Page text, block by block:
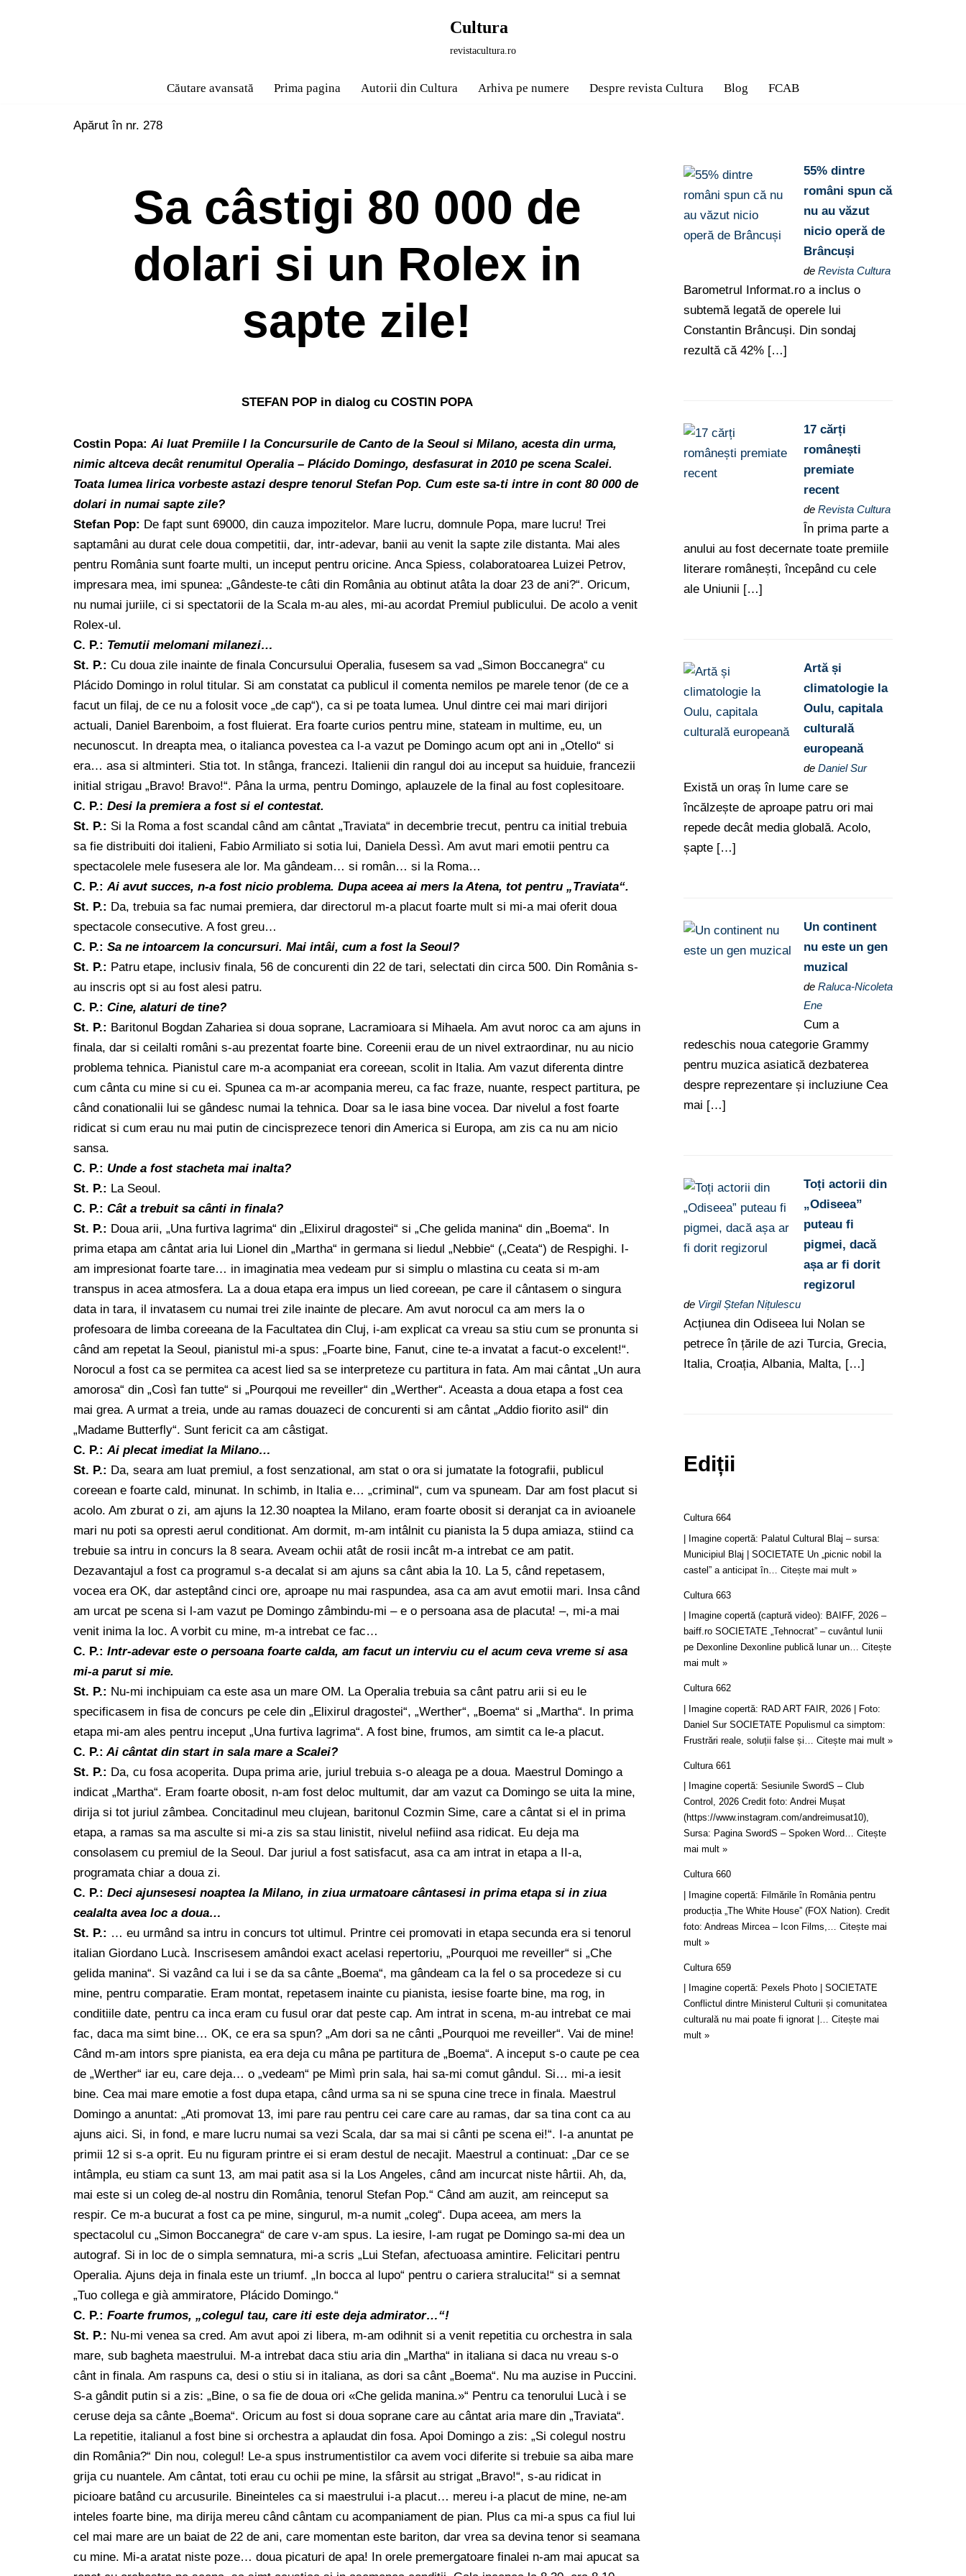
Cultura
revistacultura.ro
Căutare avansată Prima pagina Autorii din Cultura Arhiva pe numere Despre revista Cultura Blog FCAB
Apărut în nr. 278
Sa câstigi 80 000 de
dolari si un Rolex in
sapte zile!
STEFAN POP in dialog cu COSTIN POPA
Costin Popa:Ai luat Premiile I la Concursurile de Canto de la Seoul si Milano, acesta din urma,
nimic altceva decât renumitul Operalia – Plácido Domingo, desfasurat in 2010 pe scena Scalei.
Toata lumea lirica vorbeste astazi despre tenorul Stefan Pop. Cum este sa-ti intre in cont 80 000 de
dolari in numai sapte zile?
Stefan Pop: De fapt sunt 69000, din cauza impozitelor. Mare lucru, domnule Popa, mare lucru! Trei
saptamâni au durat cele doua competitii, dar, intr-adevar, banii au venit la sapte zile distanta. Mai ales
pentru România sunt foarte multi, un inceput pentru oricine. Anca Spiess, colaboratoarea Luizei Petrov,
impresara mea, imi spunea: „Gândeste-te câti din România au obtinut atâta la doar 23 de ani?“. Oricum,
nu numai juriile, ci si spectatorii de la Scala m-au ales, mi-au acordat Premiul publicului. De acolo a venit
Rolex-ul.
C. P.: Temutii melomani milanezi…
St. P.: Cu doua zile inainte de finala Concursului Operalia, fusesem sa vad „Simon Boccanegra“ cu
Plácido Domingo in rolul titular. Si am constatat ca publicul il comenta nemilos pe marele tenor (de ce a
facut un filaj, de ce nu a folosit voce „de cap“), ca si pe toata lumea. Unul dintre cei mai mari dirijori
actuali, Daniel Barenboim, a fost fluierat. Era foarte curios pentru mine, stateam in multime, eu, un
necunoscut. In dreapta mea, o italianca povestea ca l-a vazut pe Domingo acum opt ani in „Otello“ si
era… asa si altminteri. Stia tot. In stânga, francezi. Italienii din rangul doi au inceput sa huiduie, francezii
initial strigau „Bravo! Bravo!“. Pâna la urma, pentru Domingo, aplauzele de la final au fost coplesitoare.
C. P.: Desi la premiera a fost si el contestat.
St. P.: Si la Roma a fost scandal când am cântat „Traviata“ in decembrie trecut, pentru ca initial trebuia
sa fie distribuiti doi italieni, Fabio Armiliato si sotia lui, Daniela Dessì. Am avut mari emotii pentru ca
spectacolele mele fusesera ale lor. Ma gândeam… si român… si la Roma…
C. P.:Ai avut succes, n-a fost nicio problema. Dupa aceea ai mers la Atena, tot pentru „Traviata“.
St. P.: Da, trebuia sa fac numai premiera, dar directorul m-a placut foarte mult si mi-a mai oferit doua
spectacole consecutive. A fost greu…
C. P.: Sa ne intoarcem la concursuri. Mai intâi, cum a fost la Seoul?
St. P.: Patru etape, inclusiv finala, 56 de concurenti din 22 de tari, selectati din circa 500. Din România s-
au inscris opt si au fost alesi patru.
C. P.: Cine, alaturi de tine?
St. P.: Baritonul Bogdan Zahariea si doua soprane, Lacramioara si Mihaela. Am avut noroc ca am ajuns in
finala, dar si ceilalti români s-au prezentat foarte bine. Coreenii erau de un nivel extraordinar, nu au nicio
problema tehnica. Pianistul care m-a acompaniat era coreean, scolit in Italia. Am vazut diferenta dintre
cum cânta cu mine si cu ei. Spunea ca m-ar acompania mereu, ca fac fraze, nuante, respect partitura, pe
când conationalii lui se gândesc numai la tehnica. Doar sa le iasa bine vocea. Dar nivelul a fost foarte
ridicat si cum erau nu mai putin de cincisprezece tenori din America si Europa, am zis ca nu am nicio
sansa.
C. P.: Unde a fost stacheta mai inalta?
St. P.: La Seoul.
C. P.: Cât a trebuit sa cânti in finala?
St. P.: Doua arii, „Una furtiva lagrima“ din „Elixirul dragostei“ si „Che gelida manina“ din „Boema“. In
prima etapa am cântat aria lui Lionel din „Martha“ in germana si liedul „Nebbie“ („Ceata“) de Respighi. I-
am impresionat foarte tare… in imaginatia mea vedeam pur si simplu o mlastina cu ceata si m-am
transpus in acea atmosfera. La a doua etapa era impus un lied coreean, pe care il cântasem o singura
data in tara, il invatasem cu numai trei zile inainte de plecare. Am avut norocul ca am mers la o
profesoara de limba coreeana de la Facultatea din Cluj, i-am explicat ca vreau sa stiu cum se pronunta si
când am repetat la Seoul, pianistul mi-a spus: „Foarte bine, Fanut, cine te-a invatat a facut-o excelent!“.
Norocul a fost ca se permitea ca acest lied sa se interpreteze cu partitura in fata. Am mai cântat „Un aura
amorosa“ din „Così fan tutte“ si „Pourqoui me reveiller“ din „Werther“. Aceasta a doua etapa a fost cea
mai grea. A urmat a treia, unde au ramas douazeci de concurenti si am cântat „Addio fiorito asil“ din
„Madame Butterfly“. Sunt fericit ca am câstigat.
C. P.:Ai plecat imediat la Milano…
St. P.: Da, seara am luat premiul, a fost senzational, am stat o ora si jumatate la fotografii, publicul
coreean e foarte cald, minunat. In schimb, in Italia e… „criminal“, cum va spuneam. Dar am fost placut si
acolo. Am zburat o zi, am ajuns la 12.30 noaptea la Milano, eram foarte obosit si deranjat ca in avioanele
mari nu poti sa opresti aerul conditionat. Am dormit, m-am intâlnit cu pianista la 5 dupa amiaza, stiind ca
trebuie sa intru in concurs la 8 seara. Aveam ochii atât de rosii incât m-a intrebat ce am patit.
Dezavantajul a fost ca programul s-a decalat si am ajuns sa cânt abia la 10. La 5, când repetasem,
vocea era OK, dar asteptând cinci ore, aproape nu mai raspundea, asa ca am avut emotii mari. Insa când
am urcat pe scena si l-am vazut pe Domingo zâmbindu-mi – e o persoana asa de placuta! –, mi-a mai
venit inima la loc. A vorbit cu mine, m-a intrebat ce fac…
C. P.: Intr-adevar este o persoana foarte calda, am facut un interviu cu el acum ceva vreme si asa
mi-a parut si mie.
St. P.: Nu-mi inchipuiam ca este asa un mare OM. La Operalia trebuia sa cânt patru arii si eu le
specificasem in fisa de concurs pe cele din „Elixirul dragostei“, „Werther“, „Boema“ si „Martha“. In prima
etapa mi-am ales pentru inceput „Una furtiva lagrima“. A fost bine, frumos, am simtit ca le-a placut.
C. P.: Ai cântat din start in sala mare a Scalei?
St. P.: Da, cu fosa acoperita. Dupa prima arie, juriul trebuia s-o aleaga pe a doua. Maestrul Domingo a
indicat „Martha“. Eram foarte obosit, n-am fost deloc multumit, dar am vazut ca Domingo se uita la mine,
dirija si tot juriul zâmbea. Concitadinul meu clujean, baritonul Cozmin Sime, care a cântat si el in prima
etapa, a ramas sa ma asculte si mi-a zis sa stau linistit, nivelul nefiind asa ridicat. Eu deja ma
consolasem cu premiul de la Seoul. Dar juriul a fost satisfacut, asa ca am intrat in etapa a II-a,
programata chiar a doua zi.
C. P.: Deci ajunsesesi noaptea la Milano, in ziua urmatoare cântasesi in prima etapa si in ziua
cealalta avea loc a doua…
St. P.: … eu urmând sa intru in concurs tot ultimul. Printre cei promovati in etapa secunda era si tenorul
italian Giordano Lucà. Inscrisesem amândoi exact acelasi repertoriu, „Pourquoi me reveiller“ si „Che
gelida manina“. Si vazând ca lui i se da sa cânte „Boema“, ma gândeam ca la fel o sa procedeze si cu
mine, pentru comparatie. Eram montat, repetasem inainte cu pianista, iesise foarte bine, ma rog, in
conditiile date, pentru ca inca eram cu fusul orar dat peste cap. Am intrat in scena, m-au intrebat ce mai
fac, daca ma simt bine… OK, ce era sa spun? „Am dori sa ne cânti „Pourquoi me reveiller“. Vai de mine!
Când m-am intors spre pianista, ea era deja cu mâna pe partitura de „Boema“. A inceput s-o caute pe cea
de „Werther“ iar eu, care deja… o „vedeam“ pe Mimì prin sala, hai sa-mi comut gândul. Si… mi-a iesit
bine. Cea mai mare emotie a fost dupa etapa, când urma sa ni se spuna cine trece in finala. Maestrul
Domingo a anuntat: „Ati promovat 13, imi pare rau pentru cei care care au ramas, dar sa tina cont ca au
ajuns aici. Si, in fond, e mare lucru numai sa vezi Scala, dar sa mai si cânti pe scena ei!“. I-a anuntat pe
primii 12 si s-a oprit. Eu nu figuram printre ei si eram destul de necajit. Maestrul a continuat: „Dar ce se
intâmpla, eu stiam ca sunt 13, am mai patit asa si la Los Angeles, când am incurcat niste hârtii. Ah, da,
mai este si un coleg de-al nostru din România, tenorul Stefan Pop.“ Când am auzit, am reinceput sa
respir. Ce m-a bucurat a fost ca pe mine, singurul, m-a numit „coleg“. Dupa aceea, am mers la
spectacolul cu „Simon Boccanegra“ de care v-am spus. La iesire, l-am rugat pe Domingo sa-mi dea un
autograf. Si in loc de o simpla semnatura, mi-a scris „Lui Stefan, afectuoasa amintire. Felicitari pentru
Operalia. Ajuns deja in finala este un triumf. „In bocca al lupo“ pentru o cariera stralucita!“ si a semnat
„Tuo collega e già ammiratore, Plácido Domingo.“
C. P.: Foarte frumos, „colegul tau, care iti este deja admirator…“!
St. P.: Nu-mi venea sa cred. Am avut apoi zi libera, m-am odihnit si a venit repetitia cu orchestra in sala
mare, sub bagheta maestrului. M-a intrebat daca stiu aria din „Martha“ in italiana si daca nu vreau s-o
cânt in finala. Am raspuns ca, desi o stiu si in italiana, as dori sa cânt „Boema“. Nu ma auzise in Puccini.
S-a gândit putin si a zis: „Bine, o sa fie de doua ori «Che gelida manina.»“ Pentru ca tenorului Lucà i se
ceruse deja sa cânte „Boema“. Oricum au fost si doua soprane care au cântat aria mare din „Traviata“.
La repetitie, italianul a fost bine si orchestra a aplaudat din fosa. Apoi Domingo a zis: „Si colegul nostru
din România?“ Din nou, colegul! Le-a spus instrumentistilor ca avem voci diferite si trebuie sa aiba mare
grija cu nuantele. Am cântat, toti erau cu ochii pe mine, la sfârsit au strigat „Bravo!“, s-au ridicat in
picioare batând cu arcusurile. Bineinteles ca si maestrului i-a placut… mereu i-a placut de mine, ne-am
inteles foarte bine, ma dirija mereu când cântam cu acompaniament de pian. Plus ca mi-a spus ca fiul lui
cel mai mare are un baiat de 22 de ani, care momentan este bariton, dar vrea sa devina tenor si seamana
cu mine. Mi-a aratat niste poze… doua picaturi de apa! In orele premergatoare finalei n-am mai apucat sa
55% dintre
români spun că
nu au văzut
nicio operă de
Brâncuși
de Revista Cultura
Barometrul Informat.ro a inclus o
subtemă legată de operele lui
Constantin Brâncuși. Din sondaj
rezultă că 42% […]
17 cărți
românești
premiate
recent
de Revista Cultura
În prima parte a
anului au fost decernate toate premiile
literare românești, începând cu cele
ale Uniunii […]
Artă și
climatologie la
Oulu, capitala
culturală
europeană
de Daniel Sur
Există un oraș în lume care se
încălzește de aproape patru ori mai
repede decât media globală. Acolo,
șapte […]
Un continent
nu este un gen
muzical
de Raluca-Nicoleta
Ene
Cum a
redeschis noua categorie Grammy
pentru muzica asiatică dezbaterea
despre reprezentare și incluziune Cea
mai […]
Toți actorii din
„Odiseea”
puteau fi
pigmei, dacă
așa ar fi dorit
regizorul
de Virgil Ștefan Nițulescu
Acțiunea din Odiseea lui Nolan se
petrece în țările de azi Turcia, Grecia,
Italia, Croația, Albania, Malta, […]
Ediții
Cultura 664
| Imagine copertă: Palatul Cultural Blaj – sursa:
Municipiul Blaj | SOCIETATE Un „picnic nobil la
castel” a anticipat în… Citește mai mult »
Cultura 663
| Imagine copertă (captură video): BAIFF, 2026 –
baiff.ro SOCIETATE „Tehnocrat” – cuvântul lunii
pe Dexonline Dexonline publică lunar un… Citește
mai mult »
Cultura 662
| Imagine copertă: RAD ART FAIR, 2026 | Foto:
Daniel Sur SOCIETATE Populismul ca simptom:
Frustrări reale, soluții false și… Citește mai mult »
Cultura 661
| Imagine copertă: Sesiunile SwordS – Club
Control, 2026 Credit foto: Andrei Mușat
(https://www.instagram.com/andreimusat10),
Sursa: Pagina SwordS – Spoken Word… Citește
mai mult »
Cultura 660
| Imagine copertă: Filmările în România pentru
producția „The White House” (FOX Nation). Credit
foto: Andreas Mircea – Icon Films,… Citește mai
mult »
Cultura 659
| Imagine copertă: Pexels Photo | SOCIETATE
Conflictul dintre Ministerul Culturii și comunitatea
culturală nu mai poate fi ignorat |… Citește mai
mult »